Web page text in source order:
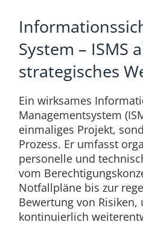
System – ISMS
strategisches
Ein wirksames
Managementsystem
einmaliges Projekt,
Prozess. Er umfasst
personelle und
vom
Notfallpläne bis zur
Bewertung von Risiken,
kontinuierlich